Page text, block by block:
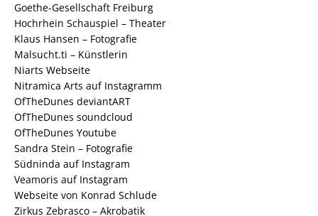
Goethe-Gesellschaft Freiburg
Hochrhein Schauspiel – Theater
Klaus Hansen – Fotografie
Malsucht.ti – Künstlerin
Niarts Webseite
Nitramica Arts auf Instagramm
OfTheDunes deviantART
OfTheDunes soundcloud
OfTheDunes Youtube
Sandra Stein – Fotografie
Südninda auf Instagram
Veamoris auf Instagram
Webseite von Konrad Schlude
Zirkus Zebrasco – Akrobatik